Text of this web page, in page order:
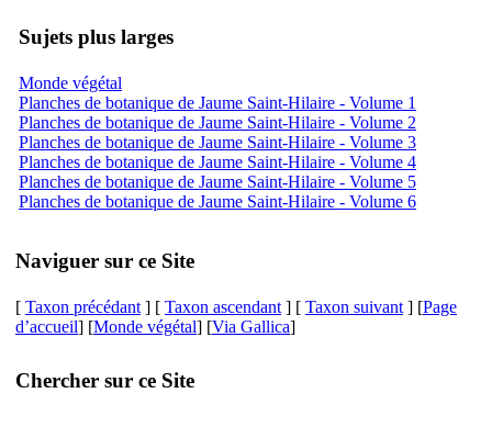
Sujets plus larges
Monde végétal
Planches de botanique de Jaume Saint-Hilaire - Volume 1
Planches de botanique de Jaume Saint-Hilaire - Volume 2
Planches de botanique de Jaume Saint-Hilaire - Volume 3
Planches de botanique de Jaume Saint-Hilaire - Volume 4
Planches de botanique de Jaume Saint-Hilaire - Volume 5
Planches de botanique de Jaume Saint-Hilaire - Volume 6
Naviguer sur ce Site
[ Taxon précédant ] [ Taxon ascendant ] [ Taxon suivant ] [Page
d’accueil] [Monde végétal] [Via Gallica]
Chercher sur ce Site